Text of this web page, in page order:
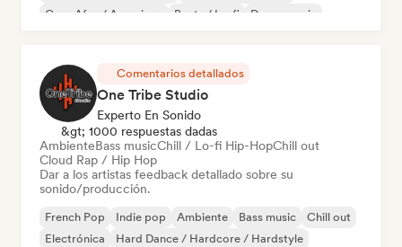
Casa Afro / Amapiano
Beats / Lo-fi Dance music
Comentarios detallados
One Tribe Studio
Experto En Sonido
&gt; 1000 respuestas dadas
AmbienteBass musicChill / Lo-fi Hip-HopChill out
Cloud Rap / Hip Hop
Dar a los artistas feedback detallado sobre su
sonido/producción.
French Pop Indie pop Ambiente Bass music
Chill out
Electrónica
Hard Dance / Hardcore / Hardstyle